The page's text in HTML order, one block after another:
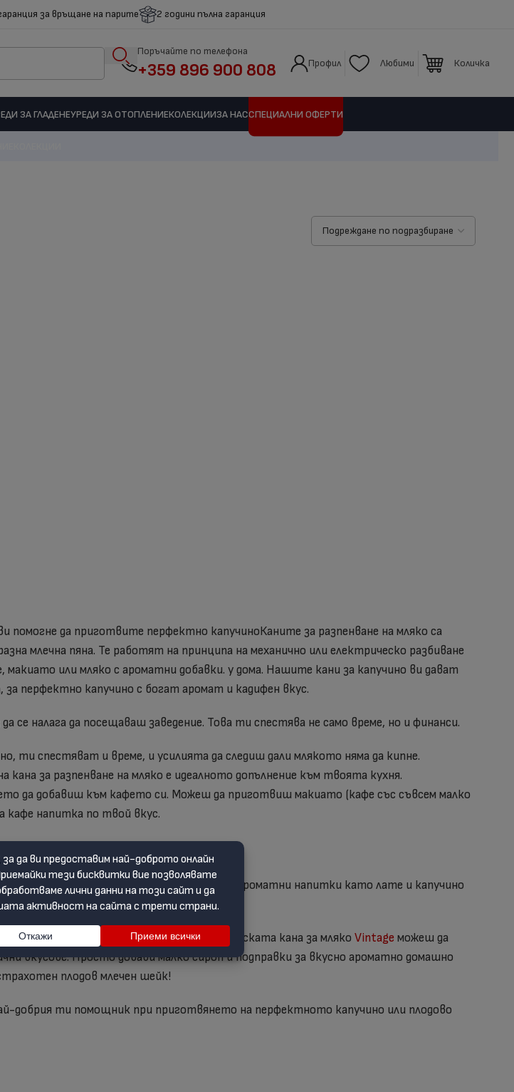
за връщане на парите 2 години пълна гаранция
Поръчайте по телефона
+359 896 900 808 Профил Любими Количка
ЗА ГЛАДЕНЕУРЕДИ ЗА ОТОПЛЕНИЕКОЛЕКЦИИЗА НАССПЕЦИАЛНИ ОФЕРТИ
помогне да приготвите перфектно капучиноКаните за разпенване на мляко са
млечна пяна. Те работят на принципа на механично или електрическо разбиване
или мляко с ароматни добавки. у дома. Нашите кани за капучино ви дават
перфектно капучино с богат аромат и кадифен вкус.
налага да посещаваш заведение. Това ти спестява не само време, но и финанси.
ти спестяват и време, и усилията да следиш дали млякото няма да кипне.
за разпенване на мляко е идеалното допълнение към твоята кухня.
да добавиш към кафето си. Можеш да приготвиш макиато (кафе със съвсем малко
кафе напитка по твой вкус.
на мляко, с които приготвяне на любими ароматни напитки като лате и капучино
студено мляко за минути! С електрическата кана за мляко Vintage можеш да
вкусове. Просто добави малко сироп и подправки за вкусно ароматно домашно
плодов млечен шейк!
добрия ти помощник при приготвянето на перфектното капучино или плодово